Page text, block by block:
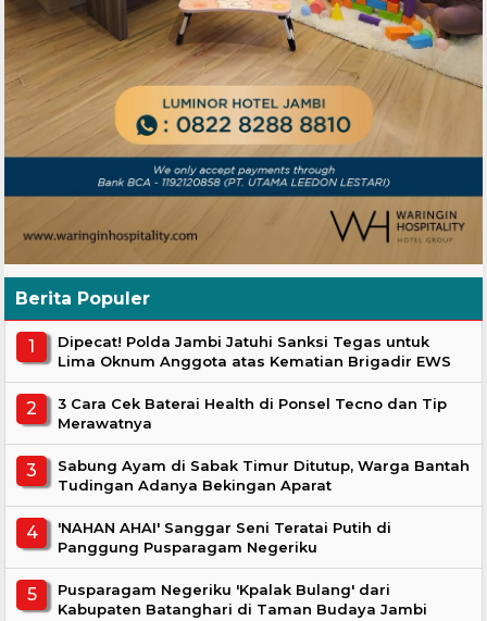
Berita Populer
Dipecat! Polda Jambi Jatuhi Sanksi Tegas untuk
Lima Oknum Anggota atas Kematian Brigadir EWS
3 Cara Cek Baterai Health di Ponsel Tecno dan Tip
Merawatnya
Sabung Ayam di Sabak Timur Ditutup, Warga Bantah
Tudingan Adanya Bekingan Aparat
'NAHAN AHAI' Sanggar Seni Teratai Putih di
Panggung Pusparagam Negeriku
Pusparagam Negeriku 'Kpalak Bulang' dari
Kabupaten Batanghari di Taman Budaya Jambi